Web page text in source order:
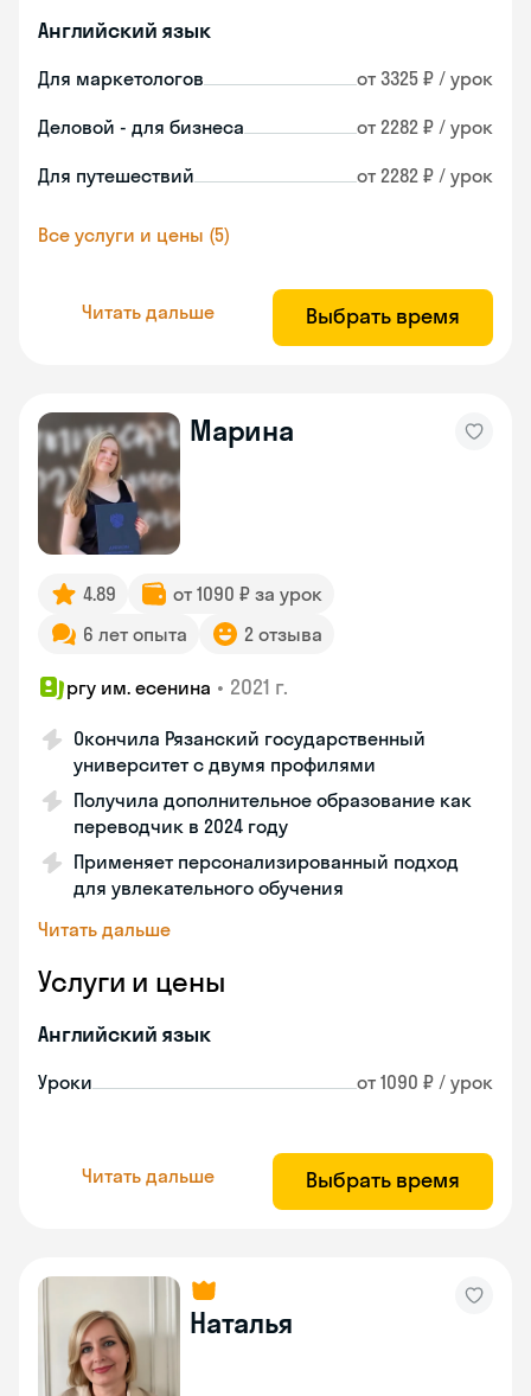
Английский язык
Для маркетологов от 3325 ₽ / урок
Деловой - для бизнеса от 2282 ₽ / урок
Для путешествий от 2282 ₽ / урок
Все услуги и цены (5)
Читать дальше Выбрать время
Марина
4.89
от 1090 ₽ за урок
6 лет опыта
2 отзыва
ргу им. есенина • 2021 г.
Окончила Рязанский государственный
университет с двумя профилями
Получила дополнительное образование как
переводчик в 2024 году
Применяет персонализированный подход
для увлекательного обучения
Читать дальше
Услуги и цены
Английский язык
Уроки от 1090 ₽ / урок
Читать дальше Выбрать время
Наталья